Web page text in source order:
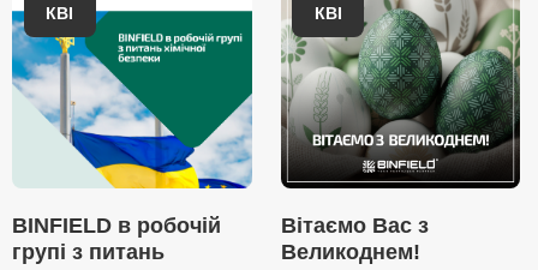
КВІ
BINFIELD в робочій
групі з питань
КВІ
Вітаємо Вас з
Великоднем!